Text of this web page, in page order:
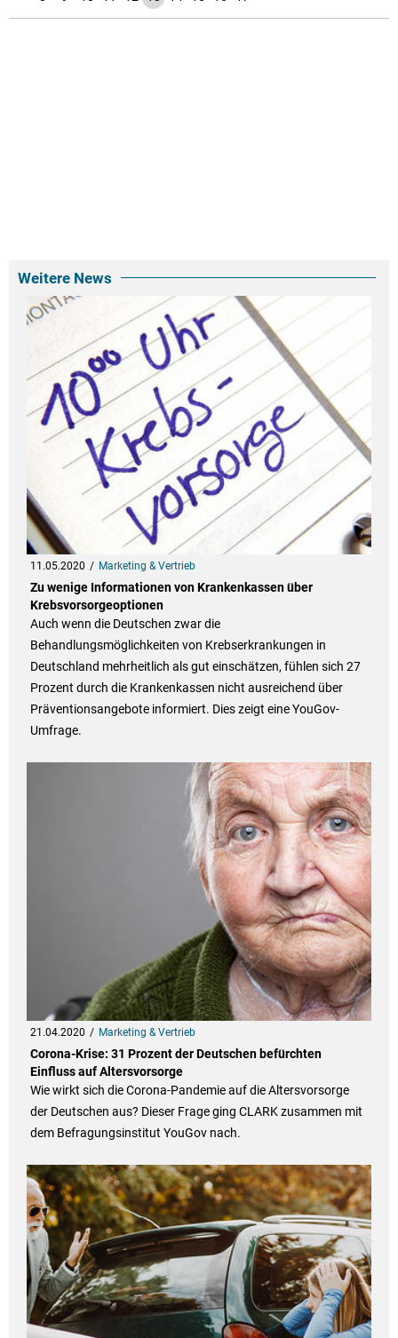
Weitere News
11.05.2020 Marketing & Vertrieb
Zu wenige Informationen von Krankenkassen über
Krebsvorsorgeoptionen
Auch wenn die Deutschen zwar die
Behandlungsmöglichkeiten von Krebserkrankungen in
Deutschland mehrheitlich als gut einschätzen, fühlen sich 27
Prozent durch die Krankenkassen nicht ausreichend über
Präventionsangebote informiert. Dies zeigt eine YouGov-
Umfrage.
21.04.2020 Marketing & Vertrieb
Corona-Krise: 31 Prozent der Deutschen befürchten
Einfluss auf Altersvorsorge
Wie wirkt sich die Corona-Pandemie auf die Altersvorsorge
der Deutschen aus? Dieser Frage ging CLARK zusammen mit
dem Befragungsinstitut YouGov nach.